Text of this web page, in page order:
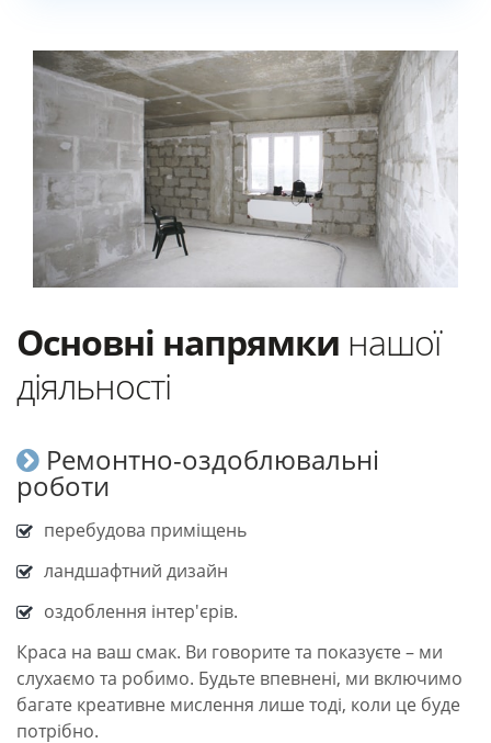
Основні напрямки нашої
діяльності
Ремонтно-оздоблювальні
роботи
перебудова приміщень
ландшафтний дизайн
оздоблення інтер'єрів.
Краса на ваш смак. Ви говорите та показуєте – ми
слухаємо та робимо. Будьте впевнені, ми включимо
багате креативне мислення лише тоді, коли це буде
потрібно.